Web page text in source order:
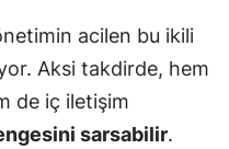
acilen bu ikili
Aksi takdirde, hem
de iç iletişim
sarsabilir.